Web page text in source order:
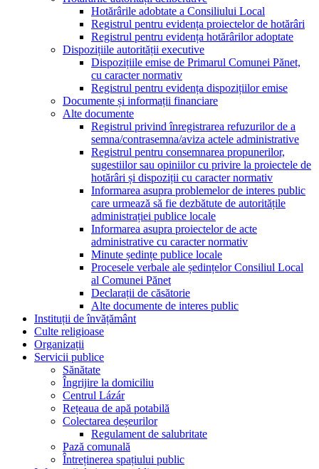
Hotărârile adobtate a Consiliului Local
Registrul pentru evidența proiectelor de hotărâri
Registrul pentru evidența hotărârilor adoptate
Dispozițiile autorității executive
Dispozițiile emise de Primarul Comunei Pănet,
cu caracter normativ
Registrul pentru evidența dispozițiilor emise
Documente și informații financiare
Alte documente
Registrul privind înregistrarea refuzurilor de a
semna/contrasemna/aviza actele administrative
Registrul pentru consemnarea propunerilor,
sugestiilor sau opiniilor cu privire la proiectele de
hotărâri și dispoziții cu caracter normativ
Informarea asupra problemelor de interes public
care urmează să fie dezbătute de autoritățile
administrației publice locale
Informarea asupra proiectelor de acte
administrative cu caracter normativ
Minute ședințe publice locale
Procesele verbale ale ședințelor Consiliul Local
al Comunei Pănet
Declarații de căsătorie
Alte documente de interes public
Instituții de învățământ
Culte religioase
Organizații
Servicii publice
Sănătate
Îngrijire la domiciliu
Centrul Lázár
Rețeaua de apă potabilă
Colectarea deșeurilor
Regulament de salubritate
Pază comunală
Întreținerea spațiului public